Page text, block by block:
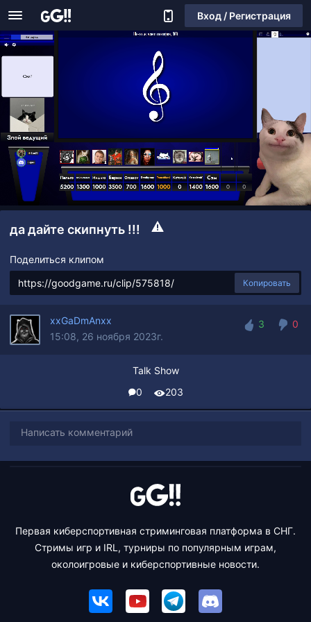
Вход / Регистрация
да дайте скипнуть !!!
Поделиться клипом
Копировать
xxGaDmAnxx
15:08, 26 ноября 2023г.
3
0
Talk Show
0
203
Написать комментарий
Первая киберспортивная стриминговая платформа в СНГ.
Стримы игр и IRL, турниры по популярным играм,
околоигровые и киберспортивные новости.